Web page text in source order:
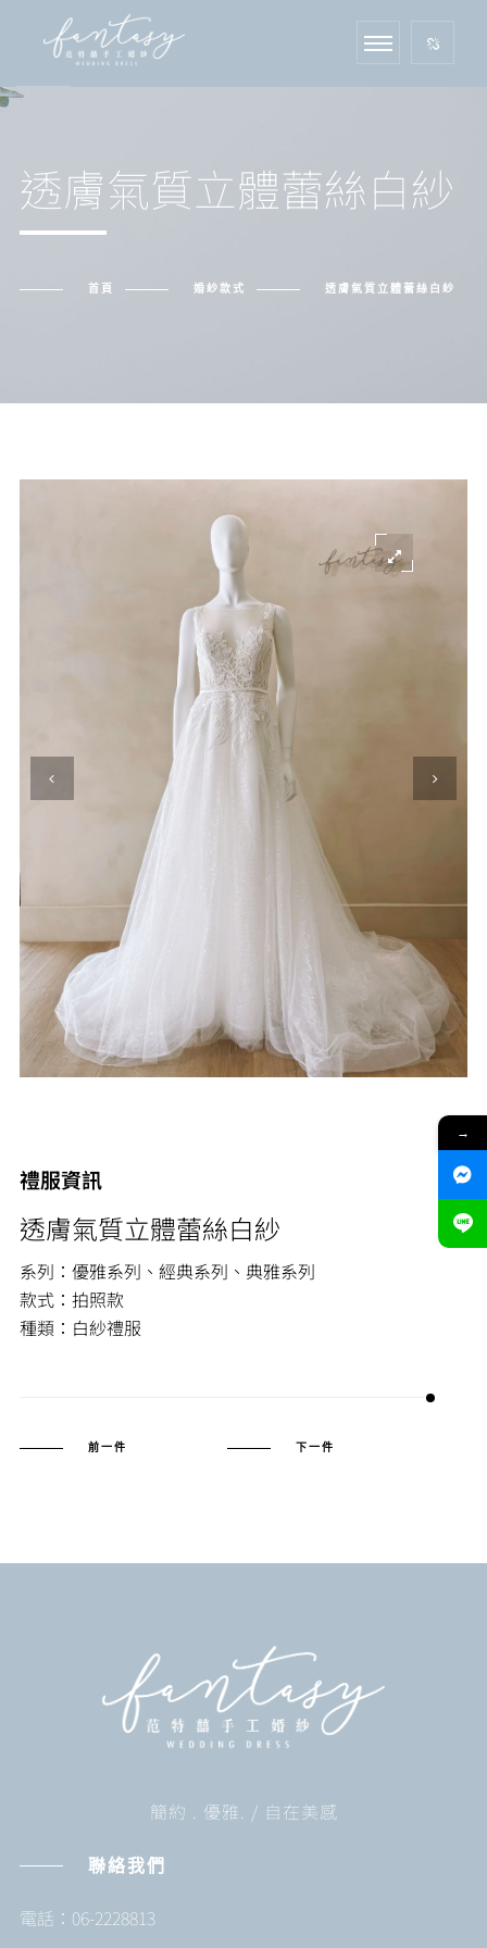
透膚氣質立體蕾絲白紗
首頁 婚紗款式 透膚氣質立體蕾絲白紗
禮服資訊
透膚氣質立體蕾絲白紗
系列：優雅系列、經典系列、典雅系列
款式：拍照款
種類：白紗禮服
前一件 下一件
簡約 . 優雅. / 自在美感
聯絡我們
電話：06-2228813
→